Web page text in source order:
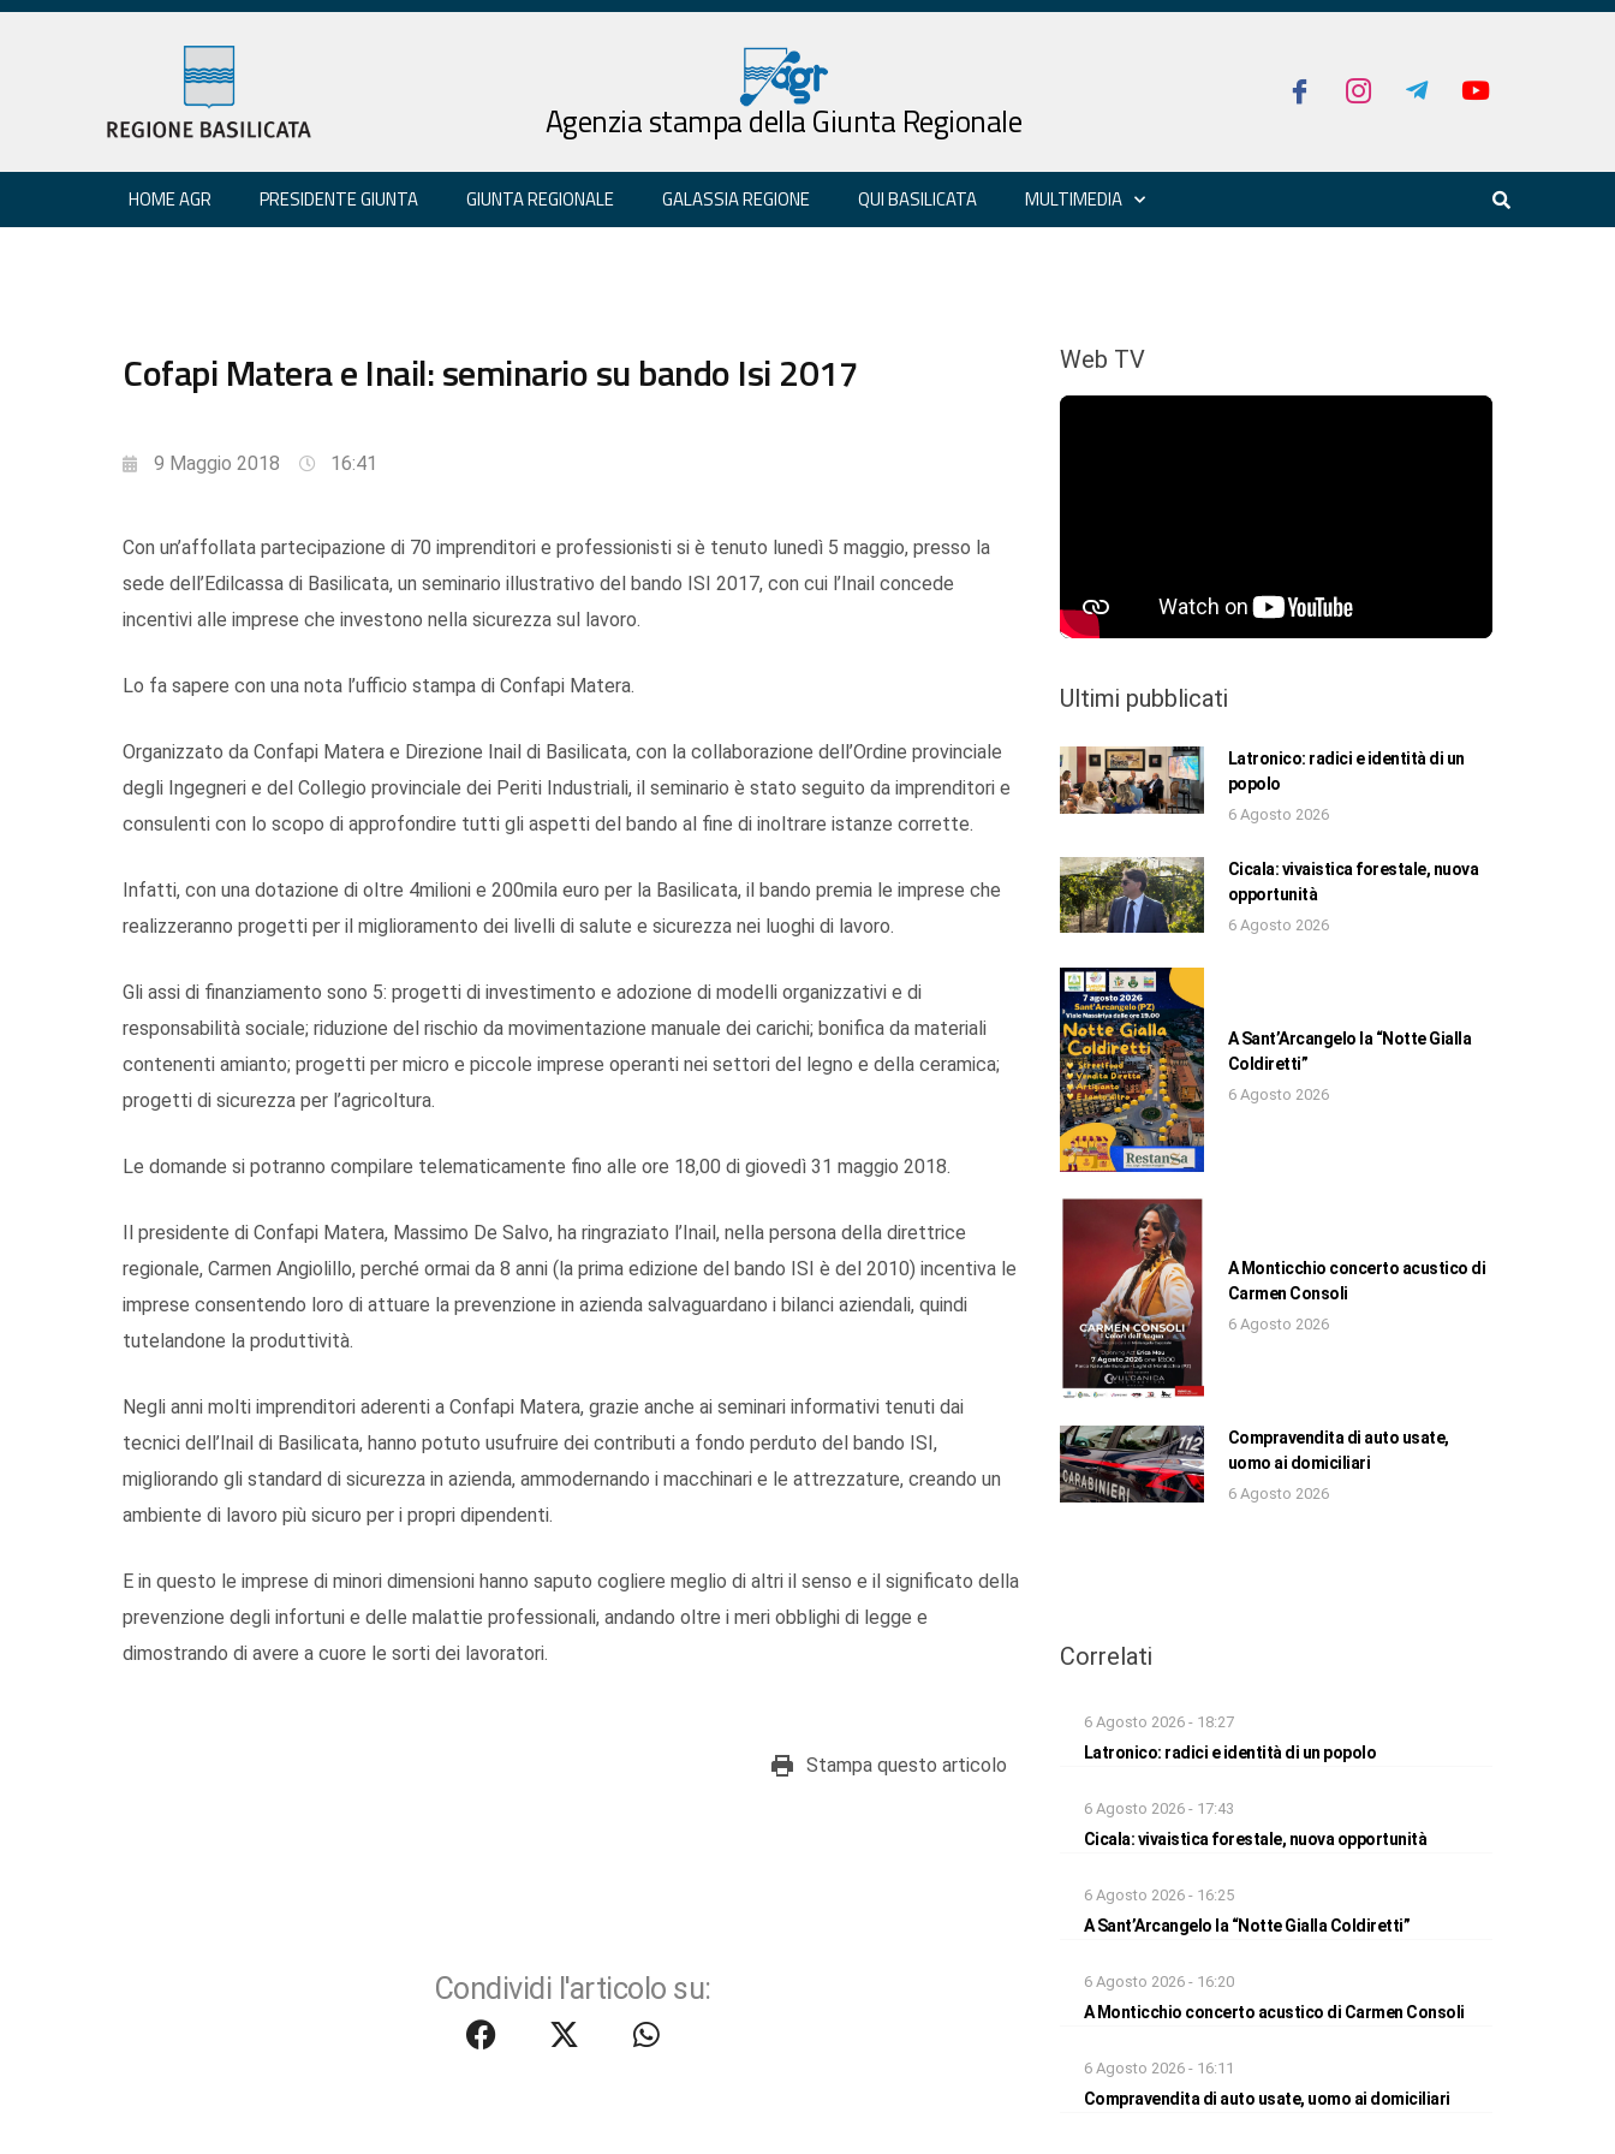
Agenzia stampa della Giunta Regionale
HOME AGR PRESIDENTE GIUNTA GIUNTA REGIONALE GALASSIA REGIONE QUI BASILICATA MULTIMEDIA
Cofapi Matera e Inail: seminario su bando Isi 2017
9 Maggio 2018 16:41
Con un’affollata partecipazione di 70 imprenditori e professionisti si è tenuto lunedì 5 maggio, presso la
sede dell’Edilcassa di Basilicata, un seminario illustrativo del bando ISI 2017, con cui l’Inail concede
incentivi alle imprese che investono nella sicurezza sul lavoro.
Lo fa sapere con una nota l’ufficio stampa di Confapi Matera.
Organizzato da Confapi Matera e Direzione Inail di Basilicata, con la collaborazione dell’Ordine provinciale
degli Ingegneri e del Collegio provinciale dei Periti Industriali, il seminario è stato seguito da imprenditori e
consulenti con lo scopo di approfondire tutti gli aspetti del bando al fine di inoltrare istanze corrette.
Infatti, con una dotazione di oltre 4milioni e 200mila euro per la Basilicata, il bando premia le imprese che
realizzeranno progetti per il miglioramento dei livelli di salute e sicurezza nei luoghi di lavoro.
Gli assi di finanziamento sono 5: progetti di investimento e adozione di modelli organizzativi e di
responsabilità sociale; riduzione del rischio da movimentazione manuale dei carichi; bonifica da materiali
contenenti amianto; progetti per micro e piccole imprese operanti nei settori del legno e della ceramica;
progetti di sicurezza per l’agricoltura.
Le domande si potranno compilare telematicamente fino alle ore 18,00 di giovedì 31 maggio 2018.
Il presidente di Confapi Matera, Massimo De Salvo, ha ringraziato l’Inail, nella persona della direttrice
regionale, Carmen Angiolillo, perché ormai da 8 anni (la prima edizione del bando ISI è del 2010) incentiva le
imprese consentendo loro di attuare la prevenzione in azienda salvaguardano i bilanci aziendali, quindi
tutelandone la produttività.
Negli anni molti imprenditori aderenti a Confapi Matera, grazie anche ai seminari informativi tenuti dai
tecnici dell’Inail di Basilicata, hanno potuto usufruire dei contributi a fondo perduto del bando ISI,
migliorando gli standard di sicurezza in azienda, ammodernando i macchinari e le attrezzature, creando un
ambiente di lavoro più sicuro per i propri dipendenti.
E in questo le imprese di minori dimensioni hanno saputo cogliere meglio di altri il senso e il significato della
prevenzione degli infortuni e delle malattie professionali, andando oltre i meri obblighi di legge e
dimostrando di avere a cuore le sorti dei lavoratori.
Stampa questo articolo
Condividi l'articolo su:
Web TV
Ultimi pubblicati
Latronico: radici e identità di un
popolo
6 Agosto 2026
Cicala: vivaistica forestale, nuova
opportunità
6 Agosto 2026
A Sant’Arcangelo la “Notte Gialla
Coldiretti”
6 Agosto 2026
A Monticchio concerto acustico di
Carmen Consoli
6 Agosto 2026
Compravendita di auto usate,
uomo ai domiciliari
6 Agosto 2026
Correlati
6 Agosto 2026 - 18:27
Latronico: radici e identità di un popolo
6 Agosto 2026 - 17:43
Cicala: vivaistica forestale, nuova opportunità
6 Agosto 2026 - 16:25
A Sant’Arcangelo la “Notte Gialla Coldiretti”
6 Agosto 2026 - 16:20
A Monticchio concerto acustico di Carmen Consoli
6 Agosto 2026 - 16:11
Compravendita di auto usate, uomo ai domiciliari